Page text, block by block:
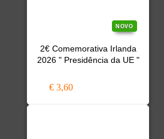
NOVO
2€ Comemorativa Irlanda
2026 " Presidência da UE "
€ 3,60